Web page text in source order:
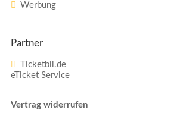
Werbung
Partner
Ticketbil.de
eTicket Service
Vertrag widerrufen